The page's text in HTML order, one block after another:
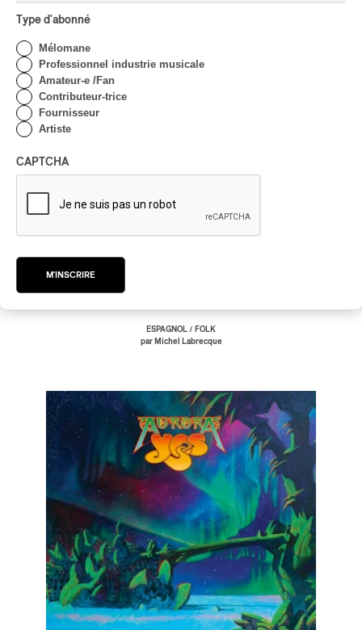
Mon Laferte – Femme Fatale Vol 2
ESPAGNOL / FOLK
par Michel Labrecque
Type d'abonné
Mélomane
Professionnel industrie musicale
Amateur-e /Fan
Contributeur-trice
Fournisseur
Artiste
CAPTCHA
M'INSCRIRE